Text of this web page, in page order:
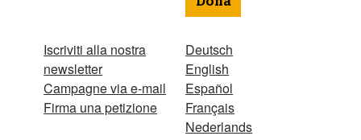
Iscriviti alla nostra
newsletter
Campagne via e-mail
Firma una petizione
Deutsch
English
Español
Français
Nederlands